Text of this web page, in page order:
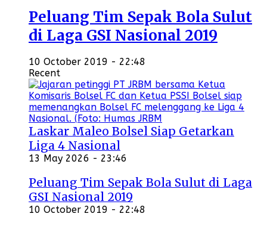
Peluang Tim Sepak Bola Sulut
di Laga GSI Nasional 2019
10 October 2019 - 22:48
Recent
Laskar Maleo Bolsel Siap Getarkan
Liga 4 Nasional
13 May 2026 - 23:46
Peluang Tim Sepak Bola Sulut di Laga
GSI Nasional 2019
10 October 2019 - 22:48